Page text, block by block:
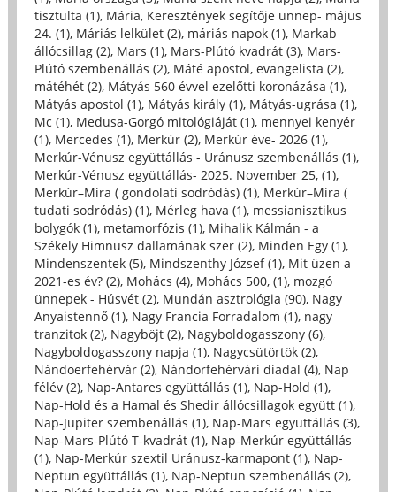
tisztulta (1), Mária, Keresztények segítője ünnep- május
24. (1), Máriás lelkület (2), máriás napok (1), Markab
állócsillag (2), Mars (1), Mars-Plútó kvadrát (3), Mars-
Plútó szembenállás (2), Máté apostol, evangelista (2),
mátéhét (2), Mátyás 560 évvel ezelőtti koronázása (1),
Mátyás apostol (1), Mátyás király (1), Mátyás-ugrása (1),
Mc (1), Medusa-Gorgó mitológiáját (1), mennyei kenyér
(1), Mercedes (1), Merkúr (2), Merkúr éve- 2026 (1),
Merkúr-Vénusz együttállás - Uránusz szembenállás (1),
Merkúr-Vénusz együttállás- 2025. November 25, (1),
Merkúr–Mira ( gondolati sodródás) (1), Merkúr–Mira (
tudati sodródás) (1), Mérleg hava (1), messianisztikus
bolygók (1), metamorfózis (1), Mihalik Kálmán - a
Székely Himnusz dallamának szer (2), Minden Egy (1),
Mindenszentek (5), Mindszenthy József (1), Mit üzen a
2021-es év? (2), Mohács (4), Mohács 500, (1), mozgó
ünnepek - Húsvét (2), Mundán asztrológia (90), Nagy
Anyaistennő (1), Nagy Francia Forradalom (1), nagy
tranzitok (2), Nagyböjt (2), Nagyboldogasszony (6),
Nagyboldogasszony napja (1), Nagycsütörtök (2),
Nándoerfehérvár (2), Nándorfehérvári diadal (4), Nap
félév (2), Nap-Antares együttállás (1), Nap-Hold (1),
Nap-Hold és a Hamal és Shedir állócsillagok együtt (1),
Nap-Jupiter szembenállás (1), Nap-Mars együttállás (3),
Nap-Mars-Plútó T-kvadrát (1), Nap-Merkúr együttállás
(1), Nap-Merkúr szextil Uránusz-karmapont (1), Nap-
Neptun együttállás (1), Nap-Neptun szembenállás (2),